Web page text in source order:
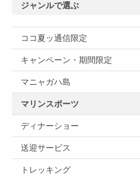
ジャンルで選ぶ
ココ夏ッ通信限定
キャンペーン・期間限定
マニャガハ島
マリンスポーツ
ディナーショー
送迎サービス
トレッキング